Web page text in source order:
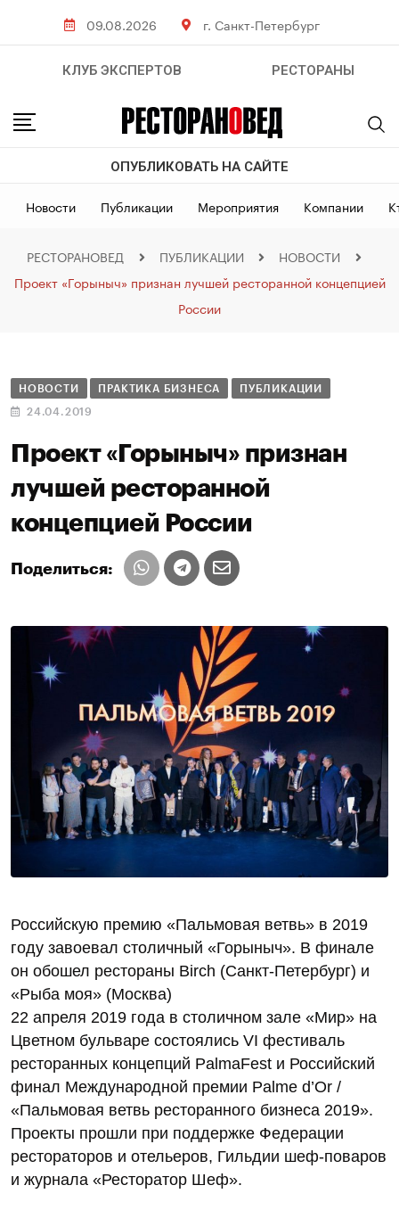
09.08.2026 г. Санкт-Петербург
КЛУБ ЭКСПЕРТОВ РЕСТОРАНЫ
ОПУБЛИКОВАТЬ НА САЙТЕ
Новости Публикации Мероприятия Компании
РЕСТОРАНОВЕД ПУБЛИКАЦИИ
НОВОСТИ
Проект «Горыныч» признан лучшей ресторанной концепцией
России
НОВОСТИ ПРАКТИКА БИЗНЕСА ПУБЛИКАЦИИ
24.04.2019
Проект «Горыныч» признан
лучшей ресторанной
концепцией России
Поделиться:
Российскую премию «Пальмовая ветвь» в 2019
году завоевал столичный «Горыныч». В финале
он обошел рестораны Birch (Санкт-Петербург) и
«Рыба моя» (Москва)
22 апреля 2019 года в столичном зале «Мир» на
Цветном бульваре состоялись VI фестиваль
ресторанных концепций PalmaFest и Российский
финал Международной премии Palme d’Or /
«Пальмовая ветвь ресторанного бизнеса 2019».
Проекты прошли при поддержке Федерации
рестораторов и отельеров, Гильдии шеф-поваров
и журнала «Ресторатор Шеф».